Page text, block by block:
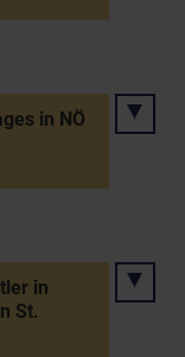
in NÖ
in
St.